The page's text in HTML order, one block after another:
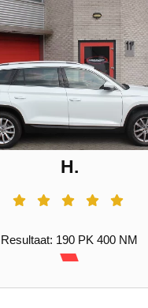
H.
Resultaat: 190 PK 400 NM